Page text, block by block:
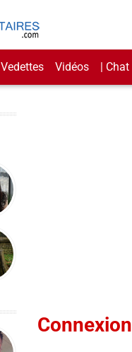
Vedettes Vidéos | Chat
Connexion